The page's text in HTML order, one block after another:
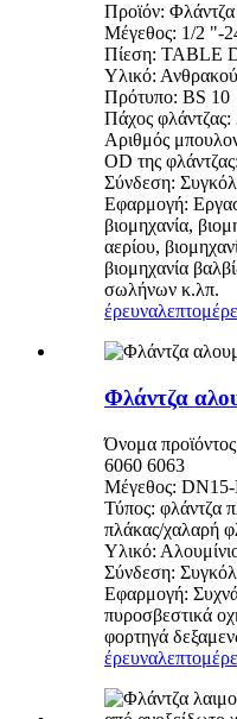
Προϊόν:
Μέγεθος: 1/2 "-
Πίεση: TABLE
Υλικό:
Πρότυπο: BS 10
Πάχος φλάντζας:
Αριθμός
OD της
Σύνδεση:
Εφαρμογή:
βιομηχανία,
αερίου,
βιομηχανία
σωλήνων κ.λπ.
έρευνα
Φλάντζα
Όνομα
6060 6063
Μέγεθος:
Τύπος: φλάντζα
πλάκας/χαλαρή
Υλικό:
Σύνδεση:
Εφαρμογή: Συχνά
πυροσβεστικά
φορτηγά
έρευνα